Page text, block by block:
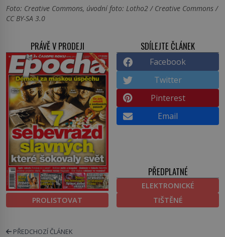
Foto: Creative Commons, úvodní foto: Lotho2 / Creative Commons /
CC BY-SA 3.0
PRÁVĚ V PRODEJI
PROLISTOVAT
SDÍLEJTE ČLÁNEK
Facebook
Twitter
Pinterest
Email
PŘEDPLATNÉ
ELEKTRONICKÉ
TIŠTĚNÉ
PŘEDCHOZÍ ČLÁNEK